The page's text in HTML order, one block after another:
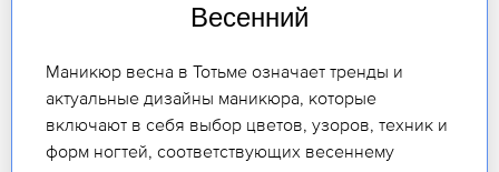
Весенний
Маникюр весна в Тотьме означает тренды и
актуальные дизайны маникюра, которые
включают в себя выбор цветов, узоров, техник и
форм ногтей, соответствующих весеннему